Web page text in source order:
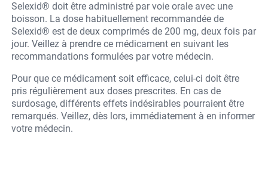
Selexid® doit être administré par voie orale avec une
boisson. La dose habituellement recommandée de
Selexid® est de deux comprimés de 200 mg, deux fois par
jour. Veillez à prendre ce médicament en suivant les
recommandations formulées par votre médecin.
Pour que ce médicament soit efficace, celui-ci doit être
pris régulièrement aux doses prescrites. En cas de
surdosage, différents effets indésirables pourraient être
remarqués. Veillez, dès lors, immédiatement à en informer
votre médecin.